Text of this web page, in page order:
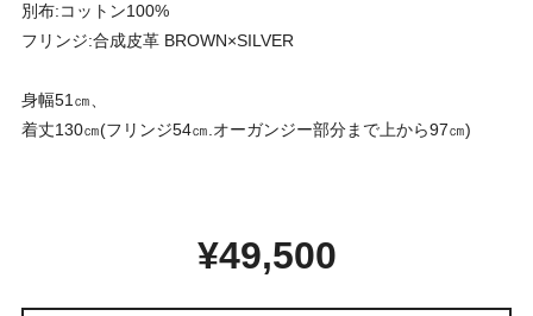
別布:コットン100%
フリンジ:合成皮革 BROWN×SILVER
身幅51㎝、
着丈130㎝(フリンジ54㎝.オーガンジー部分まで上から97㎝)
¥49,500